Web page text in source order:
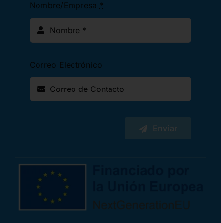
Nombre/Empresa *
Correo Electrónico
Enviar